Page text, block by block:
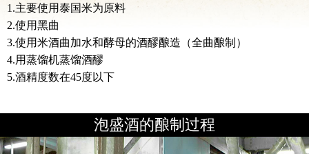
1.主要使用泰国米为原料
2.使用黑曲
3.使用米酒曲加水和酵母的酒醪酿造（全曲酿制）
4.用蒸馏机蒸馏酒醪
5.酒精度数在45度以下
泡盛酒的酿制过程